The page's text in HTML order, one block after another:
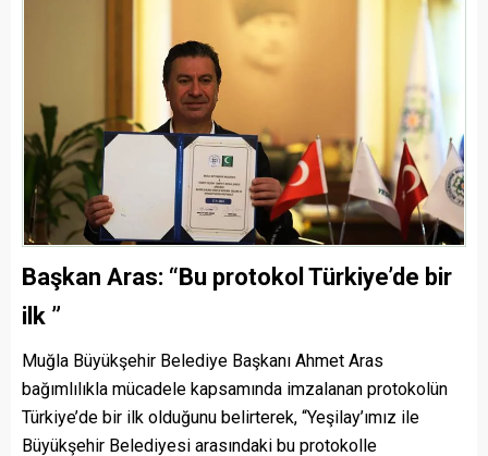
Başkan Aras: “Bu protokol Türkiye’de bir
ilk ”
Muğla Büyükşehir Belediye Başkanı Ahmet Aras
bağımlılıkla mücadele kapsamında imzalanan protokolün
Türkiye’de bir ilk olduğunu belirterek, “Yeşilay’ımız ile
Büyükşehir Belediyesi arasındaki bu protokolle